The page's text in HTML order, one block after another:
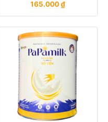
165.000₫